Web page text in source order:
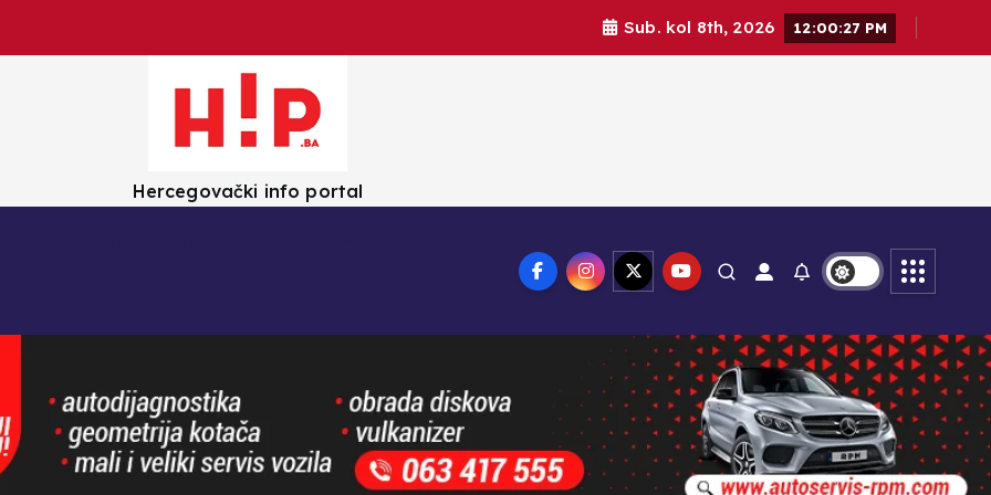
Sub. kol 8th, 2026 12:00:29 PM
Hercegovački info portal